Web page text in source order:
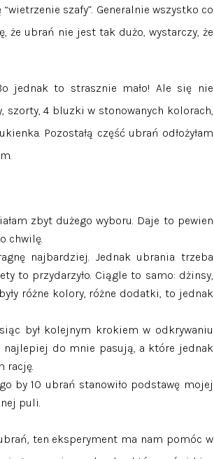
szafy”. Generalnie wszystko co
że ubrań nie jest tak dużo, wystarczy, że
jednak to strasznie mało! Ale się nie
szorty, 4 bluzki w stonowanych kolorach,
Pozostałą część ubrań odłożyłam
zbyt dużego wyboru. Daje to pewien
chwilę.
najbardziej. Jednak ubrania trzeba
to przydarzyło. Ciągle to samo: dżinsy,
różne kolory, różne dodatki, to jednak
był kolejnym krokiem w odkrywaniu
najlepiej do mnie pasują, a które jednak
rację.
by 10 ubrań stanowiło podstawę mojej
puli.
ten eksperyment ma nam pomóc w